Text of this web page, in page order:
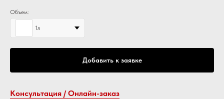
Объем:
1л
Добавить к заявке
Консультация / Онлайн-заказ